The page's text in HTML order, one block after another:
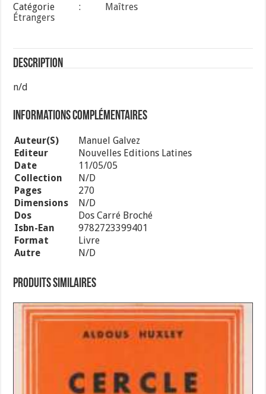
Catégorie : Maîtres
Étrangers
Description
n/d
Informations complémentaires
Auteur(s)
Manuel Galvez
Editeur
Nouvelles Editions Latines
Date
11/05/05
Collection
N/d
Pages
270
Dimensions
N/d
Dos
Dos Carré Broché
Isbn-Ean
9782723399401
Format
Livre
Autre
N/d
Produits similaires